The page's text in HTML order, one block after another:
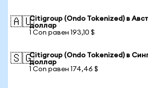
🇦🇺Citigroup (Ondo Tokenized) в
доллар
1 Con равен 193,10 $
🇸🇬Citigroup (Ondo Tokenized) в
доллар
1 Con равен 174,46 $